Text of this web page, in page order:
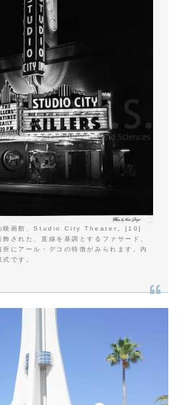
の映画館、Studio City Theater。[10]
飾された、直線を基調とするファサード、
所にアール・デコの特徴がみられます。内
です。